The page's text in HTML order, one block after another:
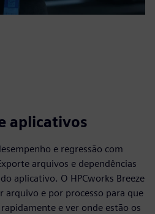
aplicativos
e regressão com
arquivos e dependências
aplicativo. O HPCworks Breeze
arquivo e por processo para que
e ver onde estão os